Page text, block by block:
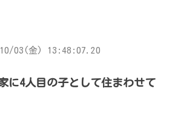
03(金) 13:48:07.20
に4人目の子として住まわせて